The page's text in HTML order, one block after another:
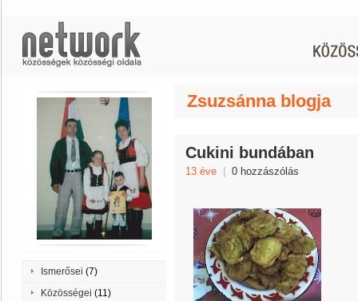
Ismerősei (7)
Közösségei (11)
Zsuzsánna blogja
Cukini bundában
13 éve 0 hozzászólás